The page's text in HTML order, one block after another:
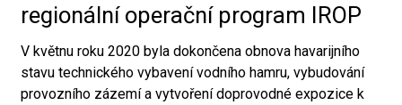
regionální operační program IROP
V květnu roku 2020 byla dokončena obnova havarijního
stavu technického vybavení vodního hamru, vybudování
provozního zázemí a vytvoření doprovodné expozice k